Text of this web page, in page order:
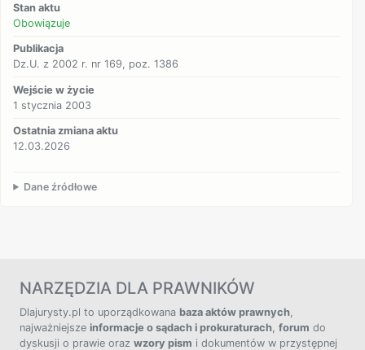
Stan aktu
Obowiązuje
Publikacja
Dz.U. z 2002 r. nr 169, poz. 1386
Wejście w życie
1 stycznia 2003
Ostatnia zmiana aktu
12.03.2026
Dane źródłowe
NARZĘDZIA DLA PRAWNIKÓW
Dlajurysty.pl to uporządkowana baza aktów prawnych,
najważniejsze informacje o sądach i prokuraturach, forum do
dyskusji o prawie oraz wzory pism i dokumentów w przystępnej